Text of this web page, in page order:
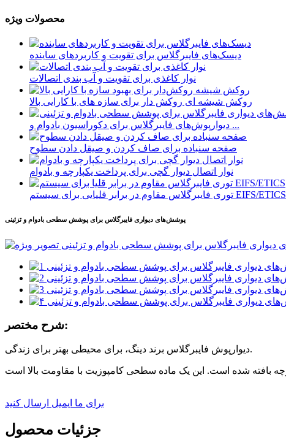
محصولات ویژه
دیسک‌های فایبرگلاس برای تقویت و کاربردهای ساینده
نوار کاغذی برای تقویت و آب بندی اتصالات
روکش شیشه ای روکش دار برای سازه های با کارایی بالا
دیوارپوش‌های فایبرگلاس برای دکوراسیون بادوام و ...
صفحه سنباده برای صاف کردن و صیقل دادن سطوح
نوار اتصال دیوار گچی برای پرداخت یکپارچه و بادوام
توری فایبرگلاس مقاوم در برابر قلیایی برای سیستم EIFS/ETICS
پوشش‌های دیواری فایبرگلاس برای پوشش سطحی بادوام و تزئینی
شرح مختصر:
دیوارپوش فایبرگلاس برند دینگ، برای محیطی بهتر برای زندگی.
برای ما ایمیل ارسال کنید
جزئیات محصول